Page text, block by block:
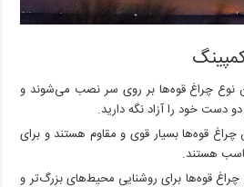
نوع چراغ قوه‌ها بر روی سر نصب می‌شوند و
دست خود را آزاد نگه دارید.
چراغ قوه‌ها بسیار قوی و مقاوم هستند و برای
هستند.
چراغ قوه‌ها برای روشنایی محیط‌های بزرگ‌تر و